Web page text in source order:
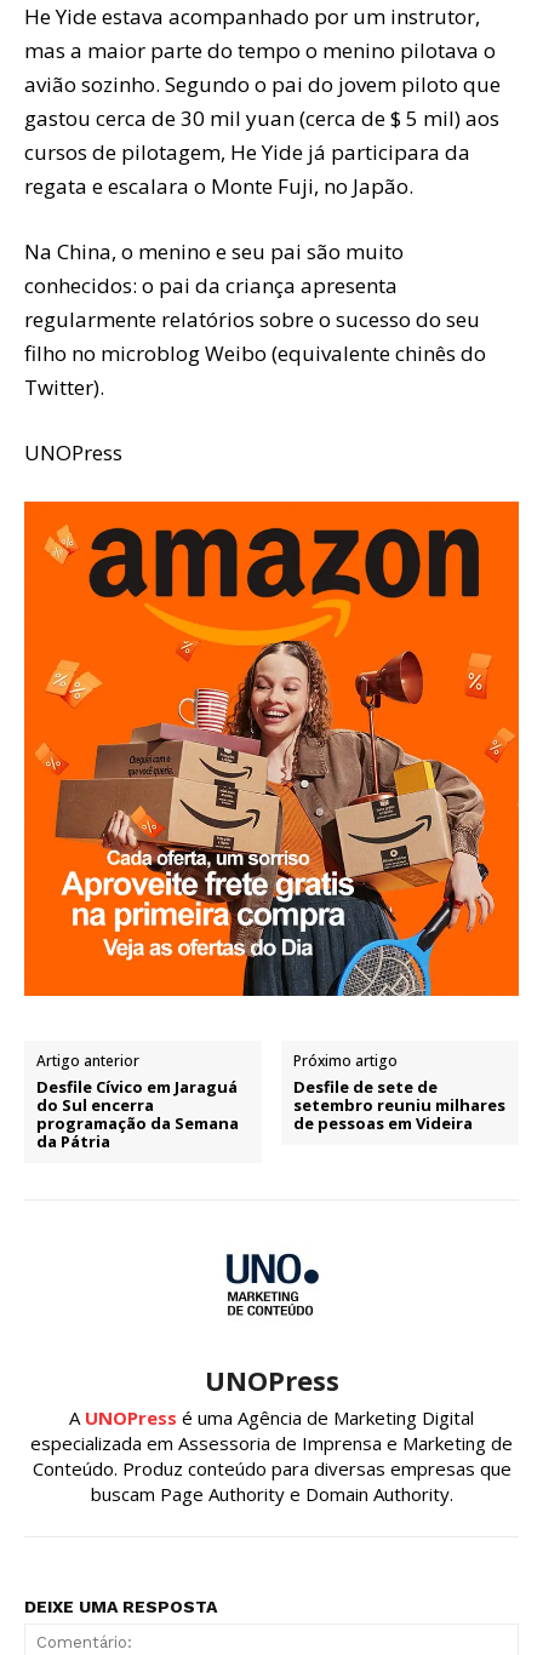
He Yide estava acompanhado por um instrutor,
mas a maior parte do tempo o menino pilotava o
avião sozinho. Segundo o pai do jovem piloto que
gastou cerca de 30 mil yuan (cerca de $ 5 mil) aos
cursos de pilotagem, He Yide já participara da
regata e escalara o Monte Fuji, no Japão.
Na China, o menino e seu pai são muito
conhecidos: o pai da criança apresenta
regularmente relatórios sobre o sucesso do seu
filho no microblog Weibo (equivalente chinês do
Twitter).
UNOPress
Artigo anterior
Desfile Cívico em Jaraguá
do Sul encerra
programação da Semana
da Pátria
Próximo artigo
Desfile de sete de
setembro reuniu milhares
de pessoas em Videira
UNOPress
A UNOPress é uma Agência de Marketing Digital
especializada em Assessoria de Imprensa e Marketing de
Conteúdo. Produz conteúdo para diversas empresas que
buscam Page Authority e Domain Authority.
DEIXE UMA RESPOSTA